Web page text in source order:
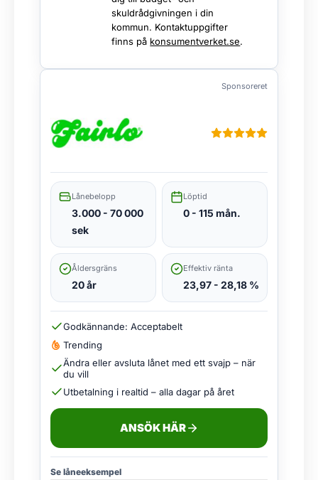
skuldrådgivningen i din
kommun. Kontaktuppgifter
finns på konsumentverket.se.
Sponsoreret
Lånebelopp
3.000 - 70 000
sek
Löptid
0 - 115 mån.
Åldersgräns
20 år
Effektiv ränta
23,97 - 28,18 %
Godkännande: Acceptabelt
Trending
Ändra eller avsluta lånet med ett svajp – när
du vill
Utbetalning i realtid – alla dagar på året
ANSÖK HÄR
Se låneeksempel